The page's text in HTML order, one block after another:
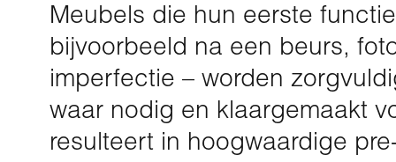
Meubels die hun eerste
bijvoorbeeld na een beurs,
imperfectie – worden
waar nodig en klaargemaakt
resulteert in hoogwaardige